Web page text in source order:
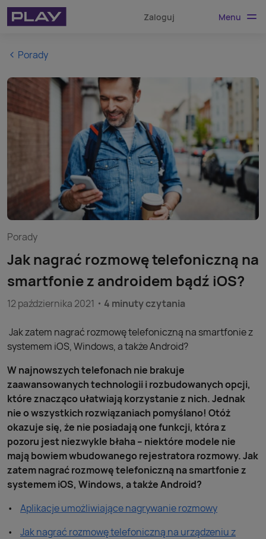
Zaloguj Menu
Porady
Porady
Jak nagrać rozmowę telefoniczną na
smartfonie z androidem bądź iOS?
12 października 2021 4 minuty czytania
Jak zatem nagrać rozmowę telefoniczną na smartfonie z
systemem iOS, Windows, a także Android?
W najnowszych telefonach nie brakuje
zaawansowanych technologii i rozbudowanych opcji,
które znacząco ułatwiają korzystanie z nich. Jednak
nie o wszystkich rozwiązaniach pomyślano! Otóż
okazuje się, że nie posiadają one funkcji, która z
pozoru jest niezwykle błaha – niektóre modele nie
mają bowiem wbudowanego rejestratora rozmowy. Jak
zatem nagrać rozmowę telefoniczną na smartfonie z
systemem iOS, Windows, a także Android?
Aplikacje umożliwiające nagrywanie rozmowy
Jak nagrać rozmowę telefoniczną na urządzeniu z